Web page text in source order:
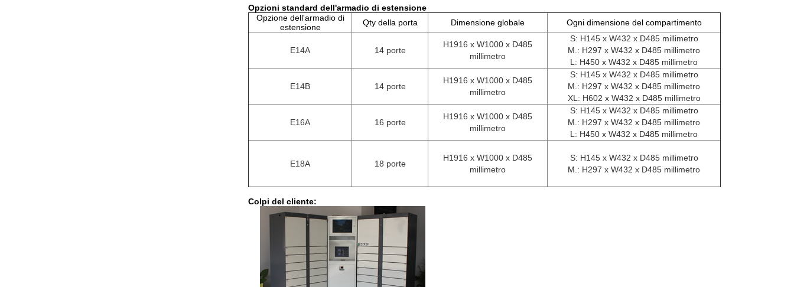
Opzioni standard dell'armadio di estensione
Opzione dell'armadio di
estensione
Qty della porta Dimensione globale Ogni dimensione del compartimento
E14A 14 porte
H1916 x W1000 x D485
millimetro
S: H145 x W432 x D485 millimetro
M.: H297 x W432 x D485 millimetro
L: H450 x W432 x D485 millimetro
E14B 14 porte
H1916 x W1000 x D485
millimetro
S: H145 x W432 x D485 millimetro
M.: H297 x W432 x D485 millimetro
XL: H602 x W432 x D485 millimetro
E16A 16 porte
H1916 x W1000 x D485
millimetro
S: H145 x W432 x D485 millimetro
M.: H297 x W432 x D485 millimetro
L: H450 x W432 x D485 millimetro
E18A 18 porte
H1916 x W1000 x D485
millimetro
S: H145 x W432 x D485 millimetro
M.: H297 x W432 x D485 millimetro
Colpi del cliente: